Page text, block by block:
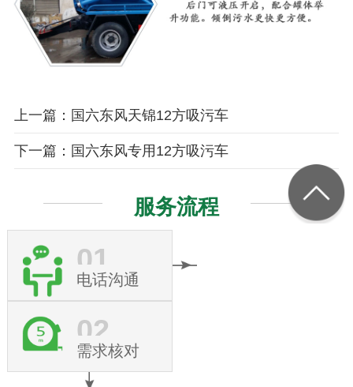
上一篇：国六东风天锦12方吸污车
下一篇：国六东风专用12方吸污车
服务流程
01
电话沟通
02
需求核对